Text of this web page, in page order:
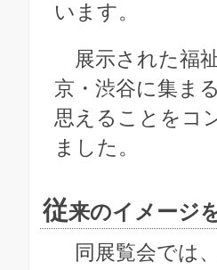
います。
展示された福
京・渋谷に集ま
思えることをコ
ました。
従来のイメージ
同展覧会では